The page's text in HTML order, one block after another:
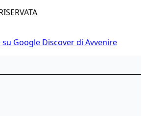
su Google Discover di Avvenire